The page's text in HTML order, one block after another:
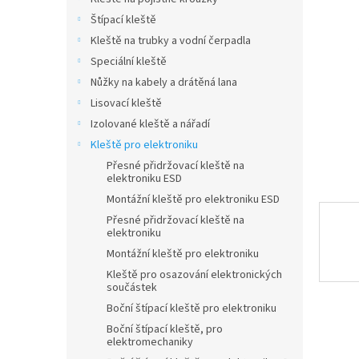
Štípací kleště
Kleště na trubky a vodní čerpadla
Speciální kleště
Nůžky na kabely a drátěná lana
Lisovací kleště
Izolované kleště a nářadí
Kleště pro elektroniku
Přesné přidržovací kleště na
elektroniku ESD
Montážní kleště pro elektroniku ESD
Přesné přidržovací kleště na
elektroniku
Montážní kleště pro elektroniku
Kleště pro osazování elektronických
součástek
Boční štípací kleště pro elektroniku
Boční štípací kleště, pro
elektromechaniky